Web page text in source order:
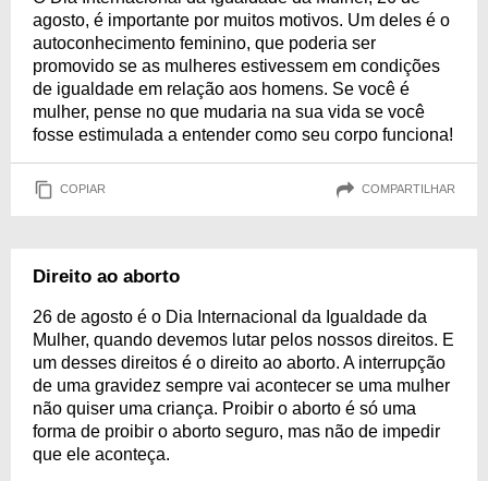
agosto, é importante por muitos motivos. Um deles é o
autoconhecimento feminino, que poderia ser
promovido se as mulheres estivessem em condições
de igualdade em relação aos homens. Se você é
mulher, pense no que mudaria na sua vida se você
fosse estimulada a entender como seu corpo funciona!
COPIAR COMPARTILHAR
Direito ao aborto
26 de agosto é o Dia Internacional da Igualdade da
Mulher, quando devemos lutar pelos nossos direitos. E
um desses direitos é o direito ao aborto. A interrupção
de uma gravidez sempre vai acontecer se uma mulher
não quiser uma criança. Proibir o aborto é só uma
forma de proibir o aborto seguro, mas não de impedir
que ele aconteça.